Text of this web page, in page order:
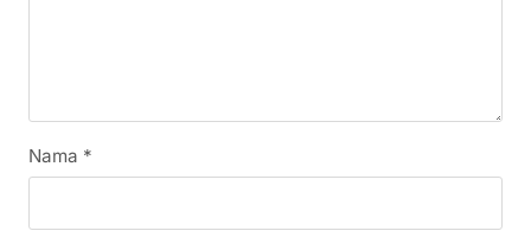
Nama *